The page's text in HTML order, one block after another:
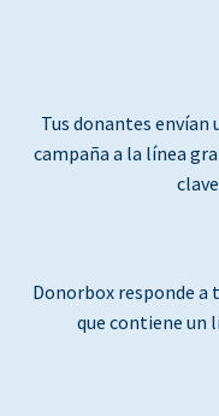
Tus donantes envían
campaña a la línea
Donorbox responde a
que contiene un